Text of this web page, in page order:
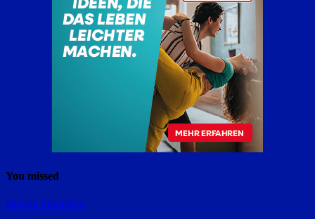
You missed
Region Straubing